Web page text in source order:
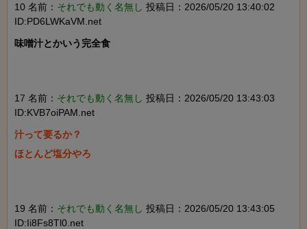
10 名前： それでも動く名無し 投稿日：2026/05/20 13:40:02
ID:PD6LWKaVM.net
味噌汁とかいう完全食
17 名前： それでも動く名無し 投稿日：2026/05/20 13:43:03
ID:KVB7oiPAM.net
汁って要るか？
ほとんど塩分やろ
19 名前： それでも動く名無し 投稿日：2026/05/20 13:43:05
ID:Ii8Fs8Tl0.net